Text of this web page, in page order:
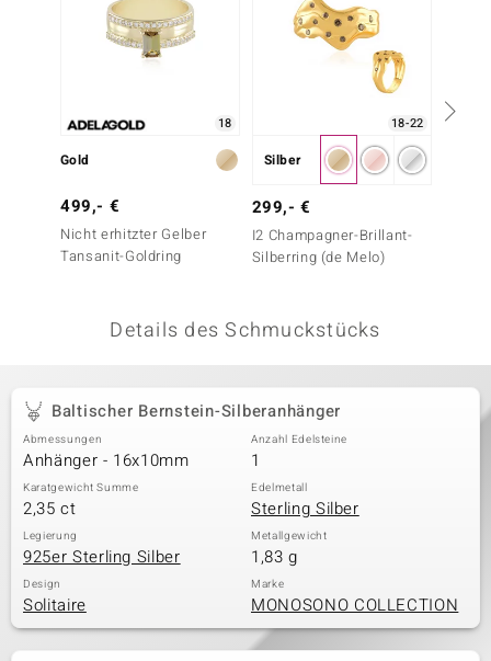
BY DE MELO
Collection
18
Gold
499,- €
Nicht erhitzter Gelber
Tansanit-Goldring
18-22
Silber
299,- €
I2 Champagner-Brillant-
Silberring (de Melo)
Details des Schmuckstücks
Baltischer Bernstein-Silberanhänger
Abmessungen
Anhänger - 16x10mm
Anzahl Edelsteine
1
Karatgewicht Summe
2,35 ct
Edelmetall
Sterling Silber
Legierung
925er Sterling Silber
Metallgewicht
1,83 g
Design
Solitaire
Marke
MONOSONO COLLECTION